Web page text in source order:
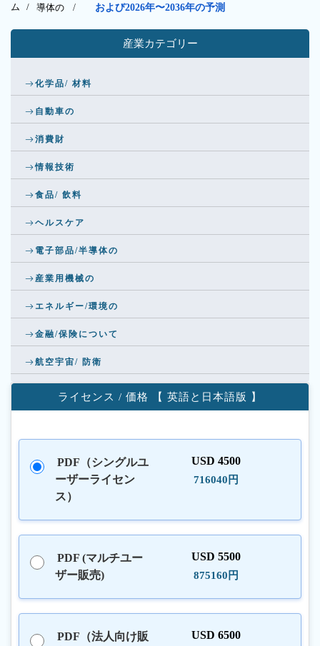
ム /
導体の/
および2026年〜2036年の予測
産業カテゴリー
化学品/ 材料
自動車の
消費財
情報技術
食品/ 飲料
ヘルスケア
電子部品/半導体の
産業用機械の
エネルギー/環境の
金融/保険について
航空宇宙/ 防衛
ライセンス / 価格 【 英語と日本語版 】
PDF（シングルユ
ーザーライセン
ス）
USD 4500
716040円
PDF (マルチユー
ザー販売)
USD 5500
875160円
PDF（法人向け販
USD 6500